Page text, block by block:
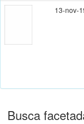
13-nov-
Busca